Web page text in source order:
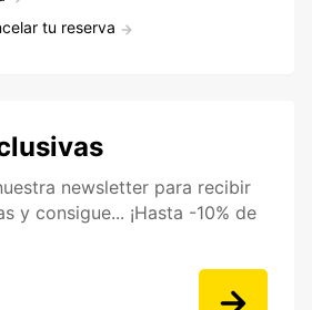
tu reserva
newsletter para recibir
y consigue... ¡Hasta -10% de